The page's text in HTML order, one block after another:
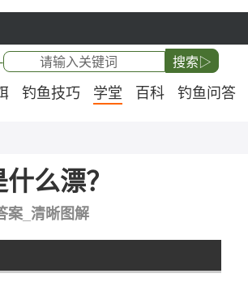
搜索▷
钓鱼技巧 学堂 百科 钓鱼问答
么漂？
案_清晰图解